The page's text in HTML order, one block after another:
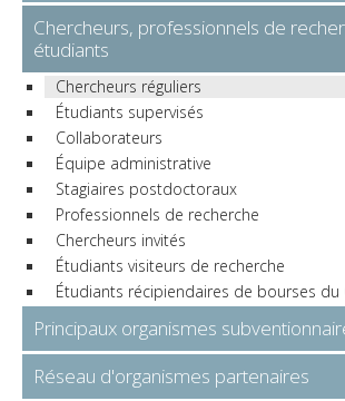
Chercheurs, professionnels de
étudiants
Chercheurs réguliers
Étudiants supervisés
Collaborateurs
Équipe administrative
Stagiaires postdoctoraux
Professionnels de recherche
Chercheurs invités
Étudiants visiteurs de recherche
Étudiants récipiendaires de bourses du
Principaux organismes
Réseau d'organismes partenaires